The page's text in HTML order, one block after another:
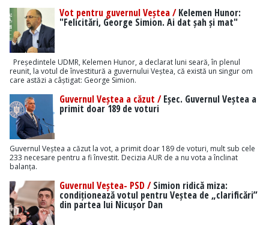
Vot pentru guvernul Veștea /Kelemen Hunor:
"Felicitări, George Simion. Ai dat șah și mat"
Președintele UDMR, Kelemen Hunor, a declarat luni seară, în plenul
reunit, la votul de învestitură a guvernului Veștea, că există un singur om
care astăzi a câștigat: George Simion.
Guvernul Veștea a căzut /Eșec. Guvernul Veștea a
primit doar 189 de voturi
Guvernul Veștea a căzut la vot, a primit doar 189 de voturi, mult sub cele
233 necesare pentru a fi învestit. Decizia AUR de a nu vota a înclinat
balanța.
Guvernul Veștea- PSD /Simion ridică miza:
condiționează votul pentru Veștea de „clarificări”
din partea lui Nicușor Dan